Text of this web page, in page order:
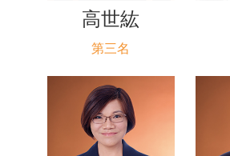
高世紘
第三名